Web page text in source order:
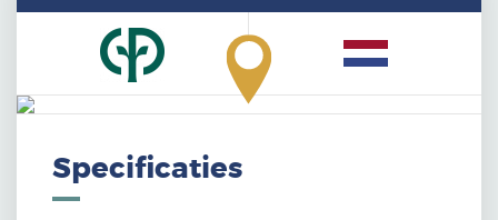
Specificaties